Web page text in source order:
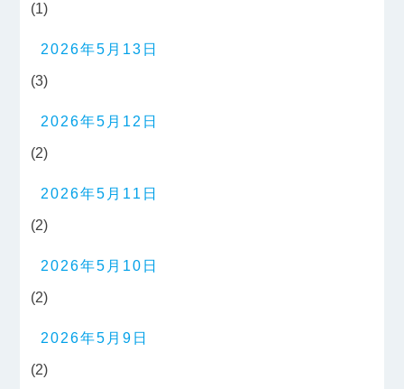
(1)
2026年5月13日
(3)
2026年5月12日
(2)
2026年5月11日
(2)
2026年5月10日
(2)
2026年5月9日
(2)